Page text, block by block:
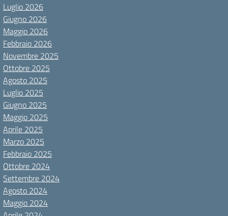
Luglio 2026
Giugno 2026
Maggio 2026
Febbraio 2026
Novembre 2025
Ottobre 2025
Agosto 2025
Luglio 2025
Giugno 2025
Maggio 2025
Aprile 2025
Marzo 2025
Febbraio 2025
Ottobre 2024
Settembre 2024
Agosto 2024
Maggio 2024